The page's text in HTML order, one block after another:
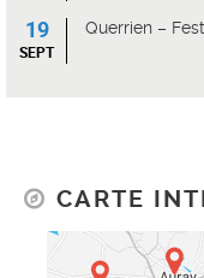
19
SEPT
Querrien –
CARTE